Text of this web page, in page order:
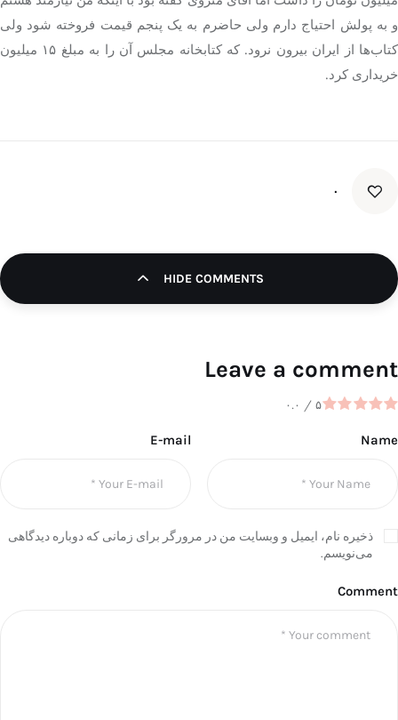
و به پولش احتیاج دارم ولی حاضرم به یک پنجم قیمت فروخته شود ولی
کتاب‌ها از ایران بیرون نرود. که کتابخانه مجلس آن را به مبلغ ۱۵ میلیون
خریداری کرد.
۰
HIDE COMMENTS
Leave a comment
۰.۰ / ۵
Name
E-mail
ذخیره نام، ایمیل و وبسایت من در مرورگر برای زمانی که دوباره دیدگاهی
می‌نویسم.
Comment